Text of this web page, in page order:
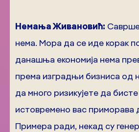
Немања Живановић:
нема. Мора да се иде корак
данашња економија нема
према изградњи бизниса од
да много ризикујете да
истовремено вас приморава
Примера ради, некад су